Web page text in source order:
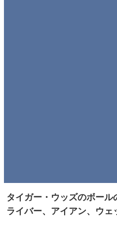
タイガー・ウッズのボー
ライバー、アイアン、ウェ